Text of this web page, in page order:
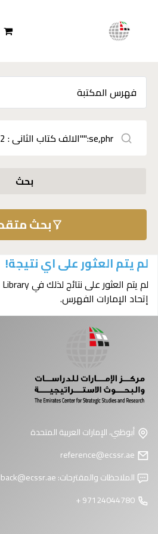
بحث
بحث
لم يتم العثور على اي نتيجة!
إتحاد الإمارات الفهرس.
أبوظبي، الإمارات العربية المتحدة
الملاحظات والمقترحات: